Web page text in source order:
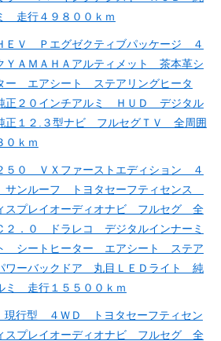
走行４９８００ｋｍ
ＥＶ Ｐエグゼクティブパッケージ ４
ＡＭＡＨＡアルティメット 茶本革シ
ー エアシート ステアリングヒータ
２０インチアルミ ＨＵＤ デジタル
正１２.３型ナビ フルセグＴＶ 全周囲
ｋｍ
５０ ＶＸファーストエディション ４
ンルーフ トヨタセーフティセンス
スプレイオーディオナビ フルセグ 全
２．０ ドラレコ デジタルインナーミ
シートヒーター エアシート ステア
ワーバックドア 丸目ＬＥＤライト 純
ミ 走行１５５００ｋｍ
行型 ４ＷＤ トヨタセーフティセン
スプレイオーディオナビ フルセグ 全